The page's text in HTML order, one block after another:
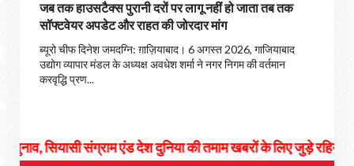
जब तक हाउसटैक्स पुरानी दरों पर लागू नहीं हो जाता तब तक
सॉफ्टवेयर अपडेट और राहत की जोरदार मांग
ब्यूरो चीफ दिनेश जमदग्नि: ग़ाज़ियाबाद। 6 अगस्त 2026, गाजियाबाद
उद्योग व्यापार मंडल के अध्यक्ष अवधेश शर्मा ने नगर निगम की वर्तमान
करवृद्धि प्रण...
संग्राम एंड देश दुनिया की तमाम खबरों के लिए जुड़े रहिये हमसे...